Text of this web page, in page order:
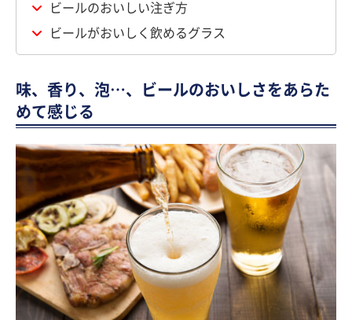
ビールのおいしい注ぎ方
ビールがおいしく飲めるグラス
味、香り、泡…、ビールのおいしさをあらた
めて感じる